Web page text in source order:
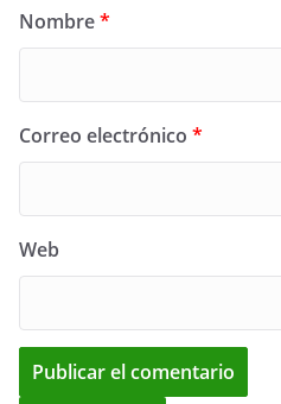
Nombre*
Correo electrónico *
Web